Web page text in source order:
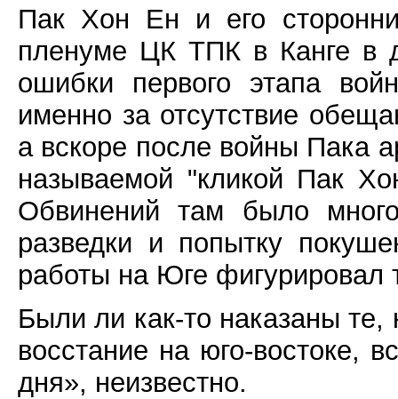
Пак Хон Ен и его
пленуме ЦК ТПК в Канге в
ошибки первого этапа
именно за отсутствие
а вскоре после войны Пака
называемой "кликой Пак
Обвинений там было
разведки и попытку
работы на Юге фигурировал
Были ли как-то наказаны
восстание на юго-востоке,
дня», неизвестно.